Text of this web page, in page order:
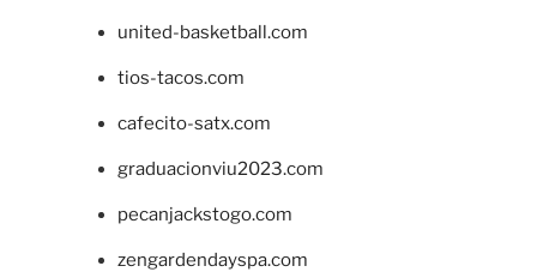
united-basketball.com
tios-tacos.com
cafecito-satx.com
graduacionviu2023.com
pecanjackstogo.com
zengardendayspa.com